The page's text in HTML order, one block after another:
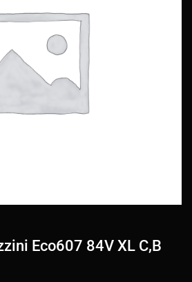
Eco607 84V XL C,B